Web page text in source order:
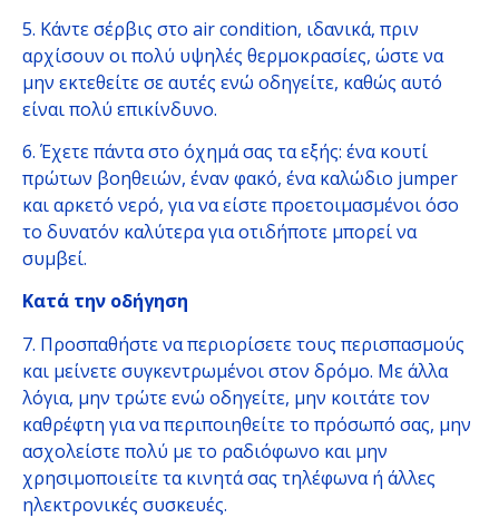
5. Κάντε σέρβις στο air condition, ιδανικά, πριν
αρχίσουν οι πολύ υψηλές θερμοκρασίες, ώστε να
μην εκτεθείτε σε αυτές ενώ οδηγείτε, καθώς αυτό
είναι πολύ επικίνδυνο.
6. Έχετε πάντα στο όχημά σας τα εξής: ένα κουτί
πρώτων βοηθειών, έναν φακό, ένα καλώδιο jumper
και αρκετό νερό, για να είστε προετοιμασμένοι όσο
το δυνατόν καλύτερα για οτιδήποτε μπορεί να
συμβεί.
Κατά την οδήγηση
7. Προσπαθήστε να περιορίσετε τους περισπασμούς
και μείνετε συγκεντρωμένοι στον δρόμο. Με άλλα
λόγια, μην τρώτε ενώ οδηγείτε, μην κοιτάτε τον
καθρέφτη για να περιποιηθείτε το πρόσωπό σας, μην
ασχολείστε πολύ με το ραδιόφωνο και μην
χρησιμοποιείτε τα κινητά σας τηλέφωνα ή άλλες
ηλεκτρονικές συσκευές.